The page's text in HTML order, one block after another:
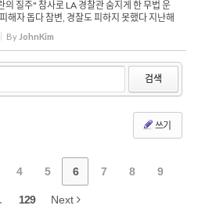
질주" 참사로 LA 경찰관 숨지게 한 무법 운
해자 돕다 참변, 경찰도 피하지 못했다 지난해
웨이에서 과속으로 질주하다 LAPD 경사와 민
지게 한 36세 남성이 2급 살인 혐의로 기소...
By JohnKim
검색
쓰기
4 5 6 7 8 9
129 Next